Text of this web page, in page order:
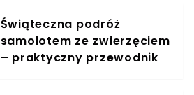
Świąteczna podróż
samolotem ze zwierzęciem
– praktyczny przewodnik